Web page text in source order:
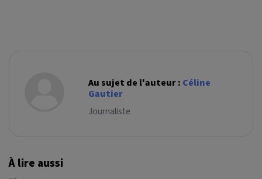
Au sujet de l'auteur : Céline
Gautier
Journaliste
À lire aussi